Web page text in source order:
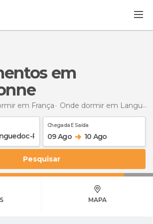
em França Onde dormir em Languedoc-Roussillon
Chegada E Saída
09 Ago 10 Ago
Pesquisar
MAPA